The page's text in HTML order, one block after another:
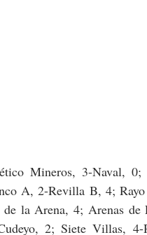
Mineros, 3-Naval, 0;
A, 2-Revilla B, 4;
la Arena, 4; Arenas de
2; Siete Villas, 4-